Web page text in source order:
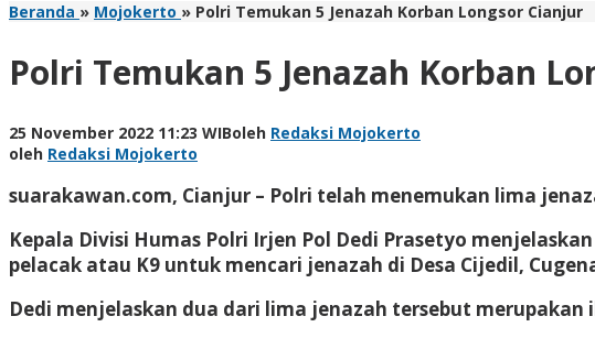
Beranda » Mojokerto » Polri Temukan 5 Jenazah Korban Longsor Cianjur
Polri Temukan 5 Jenazah Korban
25 November 2022 11:23 WIBoleh Redaksi Mojokerto
oleh Redaksi Mojokerto
suarakawan.com, Cianjur – Polri telah menemukan lima
Kepala Divisi Humas Polri Irjen Pol Dedi Prasetyo
pelacak atau K9 untuk mencari jenazah di Desa Cijedil,
Dedi menjelaskan dua dari lima jenazah tersebut